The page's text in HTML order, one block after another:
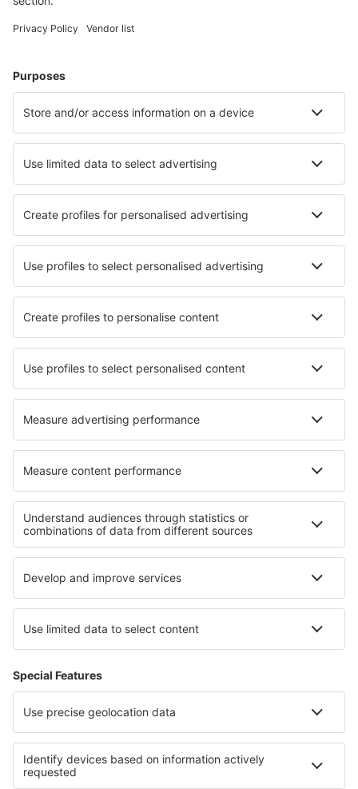
Unterkunft in Nizza Unterkunft in Balaruc-les-Bains
Unterkunft in Samoens Unterkunft in Le Lavandou
Die besten Unterkünfte - Städte
Unterkunft in Sørvágur Unterkunft in Morro del Jable
Unterkunft in Chatham Unterkunft in Scharnitz
Unterkunft in Heiloo Unterkunft in Lariano
Unterkunft in Midi-Pyrenees
Unterkunft in Disneyland Paris
Unterkunft in Gdansk Pomerania Unterkunft in Aysén
Unterkunft in Antalya Region
Unterkunft in Amazonas